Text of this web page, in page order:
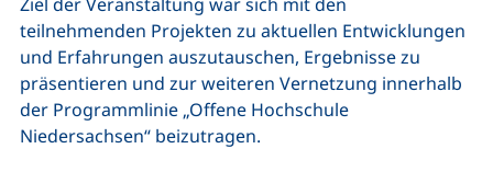
teilnehmenden Projekten zu aktuellen Entwicklungen
und Erfahrungen auszutauschen, Ergebnisse zu
präsentieren und zur weiteren Vernetzung innerhalb
der Programmlinie „Offene Hochschule
Niedersachsen“ beizutragen.